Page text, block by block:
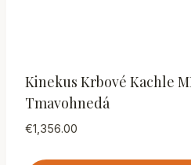
Kinekus Krbové Kachle
Tmavohnedá
€1,356.00